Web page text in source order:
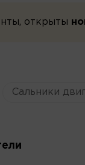
открыты
Сальники